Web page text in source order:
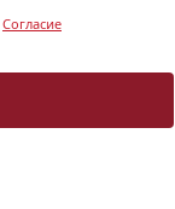
Согласие